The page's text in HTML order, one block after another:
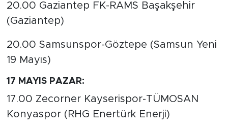
20.00 Gaziantep FK-RAMS Başakşehir
(Gaziantep)
20.00 Samsunspor-Göztepe (Samsun Yeni
19 Mayıs)
17 MAYIS PAZAR:
17.00 Zecorner Kayserispor-TÜMOSAN
Konyaspor (RHG Enertürk Enerji)